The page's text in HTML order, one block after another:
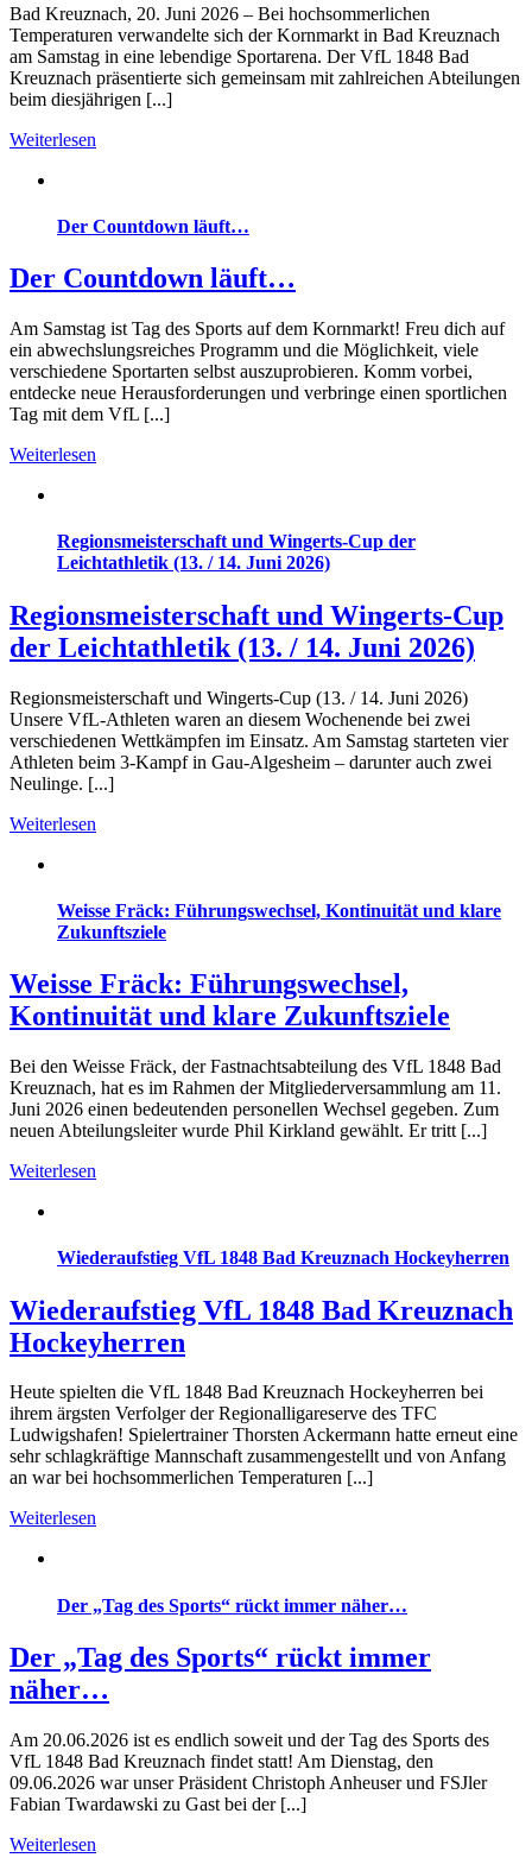
Bad Kreuznach, 20. Juni 2026 – Bei hochsommerlichen
Temperaturen verwandelte sich der Kornmarkt in Bad Kreuznach
am Samstag in eine lebendige Sportarena. Der VfL 1848 Bad
Kreuznach präsentierte sich gemeinsam mit zahlreichen Abteilungen
beim diesjährigen [...]
Weiterlesen
Der Countdown läuft…
Der Countdown läuft…
Am Samstag ist Tag des Sports auf dem Kornmarkt! Freu dich auf
ein abwechslungsreiches Programm und die Möglichkeit, viele
verschiedene Sportarten selbst auszuprobieren. Komm vorbei,
entdecke neue Herausforderungen und verbringe einen sportlichen
Tag mit dem VfL [...]
Weiterlesen
Regionsmeisterschaft und Wingerts-Cup der
Leichtathletik (13. / 14. Juni 2026)
Regionsmeisterschaft und Wingerts-Cup
der Leichtathletik (13. / 14. Juni 2026)
Regionsmeisterschaft und Wingerts-Cup (13. / 14. Juni 2026)
Unsere VfL-Athleten waren an diesem Wochenende bei zwei
verschiedenen Wettkämpfen im Einsatz. Am Samstag starteten vier
Athleten beim 3-Kampf in Gau-Algesheim – darunter auch zwei
Neulinge. [...]
Weiterlesen
Weisse Fräck: Führungswechsel, Kontinuität und klare
Zukunftsziele
Weisse Fräck: Führungswechsel,
Kontinuität und klare Zukunftsziele
Bei den Weisse Fräck, der Fastnachtsabteilung des VfL 1848 Bad
Kreuznach, hat es im Rahmen der Mitgliederversammlung am 11.
Juni 2026 einen bedeutenden personellen Wechsel gegeben. Zum
neuen Abteilungsleiter wurde Phil Kirkland gewählt. Er tritt [...]
Weiterlesen
Wiederaufstieg VfL 1848 Bad Kreuznach Hockeyherren
Wiederaufstieg VfL 1848 Bad Kreuznach
Hockeyherren
Heute spielten die VfL 1848 Bad Kreuznach Hockeyherren bei
ihrem ärgsten Verfolger der Regionalligareserve des TFC
Ludwigshafen! Spielertrainer Thorsten Ackermann hatte erneut eine
sehr schlagkräftige Mannschaft zusammengestellt und von Anfang
an war bei hochsommerlichen Temperaturen [...]
Weiterlesen
Der „Tag des Sports“ rückt immer näher…
Der „Tag des Sports“ rückt immer
näher…
Am 20.06.2026 ist es endlich soweit und der Tag des Sports des
VfL 1848 Bad Kreuznach findet statt! Am Dienstag, den
09.06.2026 war unser Präsident Christoph Anheuser und FSJler
Fabian Twardawski zu Gast bei der [...]
Weiterlesen